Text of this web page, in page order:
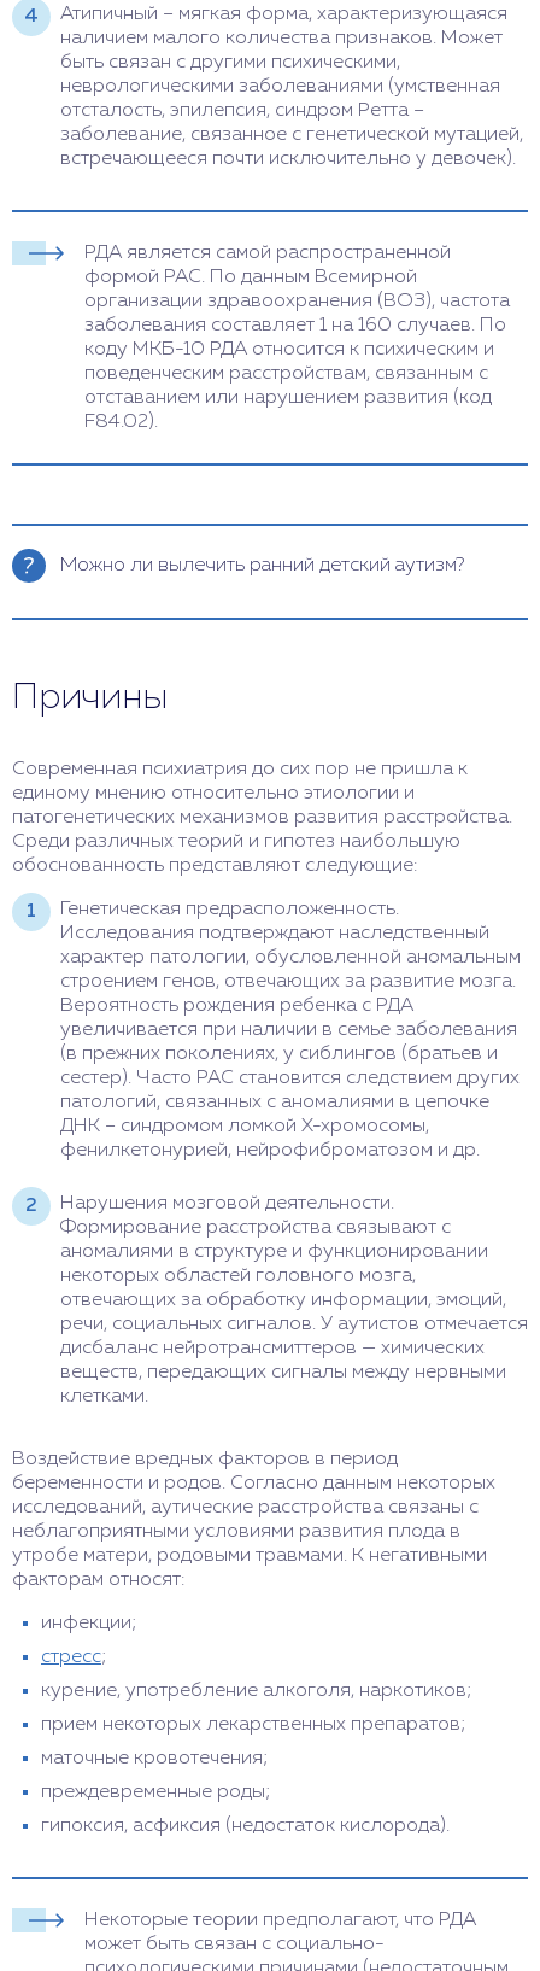
Атипичный – мягкая форма, характеризующаяся
наличием малого количества признаков. Может
быть связан с другими психическими,
неврологическими заболеваниями (умственная
отсталость, эпилепсия, синдром Ретта –
заболевание, связанное с генетической мутацией,
встречающееся почти исключительно у девочек).
РДА является самой распространенной
формой РАС. По данным Всемирной
организации здравоохранения (ВОЗ), частота
заболевания составляет 1 на 160 случаев. По
коду МКБ-10 РДА относится к психическим и
поведенческим расстройствам, связанным с
отставанием или нарушением развития (код
F84.02).
Можно ли вылечить ранний детский аутизм?
Полностью вылечить данное заболевание
при своевременной диагностике и комплексном
раннего детского аутизма включает
медикаментозную терапию, психотерапию,
педагогические методы и социальную поддержку.
Причины
Современная психиатрия до сих пор не пришла к
единому мнению относительно этиологии и
патогенетических механизмов развития расстройства.
Среди различных теорий и гипотез наибольшую
обоснованность представляют следующие:
Генетическая предрасположенность.
Исследования подтверждают наследственный
характер патологии, обусловленной аномальным
строением генов, отвечающих за развитие мозга.
Вероятность рождения ребенка с РДА
увеличивается при наличии в семье заболевания
(в прежних поколениях, у сиблингов (братьев и
сестер). Часто РАС становится следствием других
патологий, связанных с аномалиями в цепочке
ДНК – синдромом ломкой Х-хромосомы,
фенилкетонурией, нейрофиброматозом и др.
Нарушения мозговой деятельности.
Формирование расстройства связывают с
аномалиями в структуре и функционировании
некоторых областей головного мозга,
отвечающих за обработку информации, эмоций,
речи, социальных сигналов. У аутистов отмечается
дисбаланс нейротрансмиттеров — химических
веществ, передающих сигналы между нервными
клетками.
Воздействие вредных факторов в период
беременности и родов. Согласно данным некоторых
исследований, аутические расстройства связаны с
неблагоприятными условиями развития плода в
утробе матери, родовыми травмами. К негативными
факторам относят:
инфекции;
стресс;
курение, употребление алкоголя, наркотиков;
прием некоторых лекарственных препаратов;
маточные кровотечения;
преждевременные роды;
гипоксия, асфиксия (недостаток кислорода).
Некоторые теории предполагают, что РДА
может быть связан с социально-